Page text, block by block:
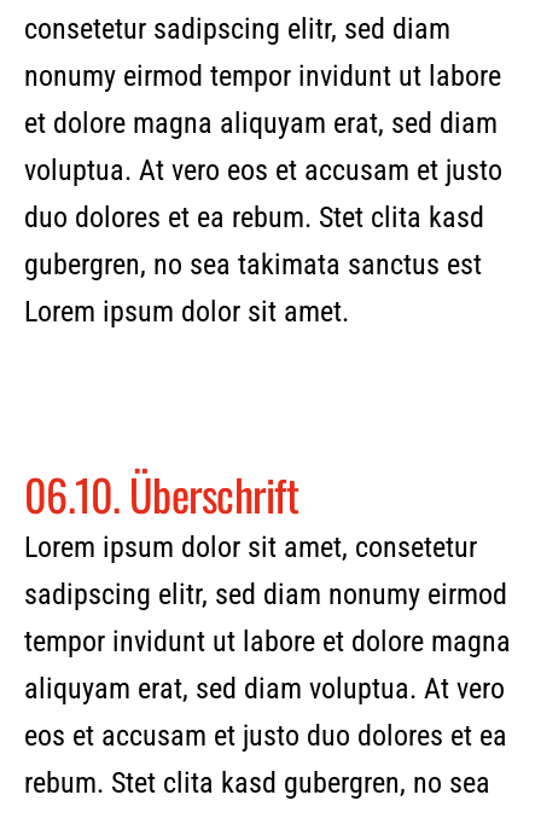
consetetur sadipscing elitr, sed diam
nonumy eirmod tempor invidunt ut labore
et dolore magna aliquyam erat, sed diam
voluptua. At vero eos et accusam et justo
duo dolores et ea rebum. Stet clita kasd
gubergren, no sea takimata sanctus est
Lorem ipsum dolor sit amet.
06.10. Überschrift
Lorem ipsum dolor sit amet, consetetur
sadipscing elitr, sed diam nonumy eirmod
tempor invidunt ut labore et dolore magna
aliquyam erat, sed diam voluptua. At vero
eos et accusam et justo duo dolores et ea
rebum. Stet clita kasd gubergren, no sea